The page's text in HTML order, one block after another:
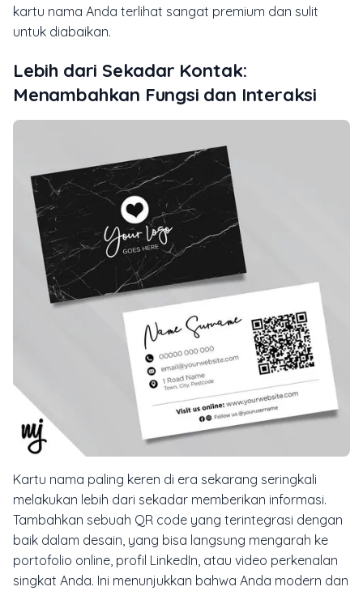
kartu nama Anda terlihat sangat premium dan sulit
untuk diabaikan.
Lebih dari Sekadar Kontak:
Menambahkan Fungsi dan Interaksi
Kartu nama paling keren di era sekarang seringkali
melakukan lebih dari sekadar memberikan informasi.
Tambahkan sebuah QR code yang terintegrasi dengan
baik dalam desain, yang bisa langsung mengarah ke
portofolio online, profil LinkedIn, atau video perkenalan
singkat Anda. Ini menunjukkan bahwa Anda modern dan